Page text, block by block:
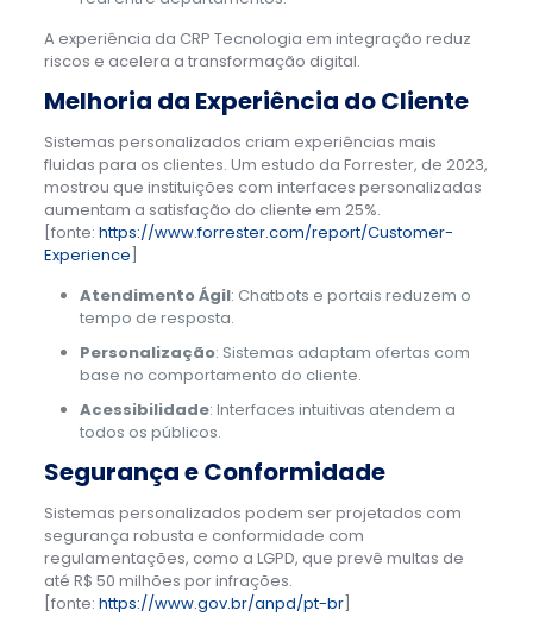
A experiência da CRP Tecnologia em integração reduz
riscos e acelera a transformação digital.
Melhoria da Experiência do Cliente
Sistemas personalizados criam experiências mais
fluidas para os clientes. Um estudo da Forrester, de 2023,
mostrou que instituições com interfaces personalizadas
aumentam a satisfação do cliente em 25%.
[fonte: https://www.forrester.com/report/Customer-
Experience]
Atendimento Ágil: Chatbots e portais reduzem o
tempo de resposta.
Personalização: Sistemas adaptam ofertas com
base no comportamento do cliente.
Acessibilidade: Interfaces intuitivas atendem a
todos os públicos.
Segurança e Conformidade
Sistemas personalizados podem ser projetados com
segurança robusta e conformidade com
regulamentações, como a LGPD, que prevê multas de
até R$ 50 milhões por infrações.
[fonte: https://www.gov.br/anpd/pt-br]